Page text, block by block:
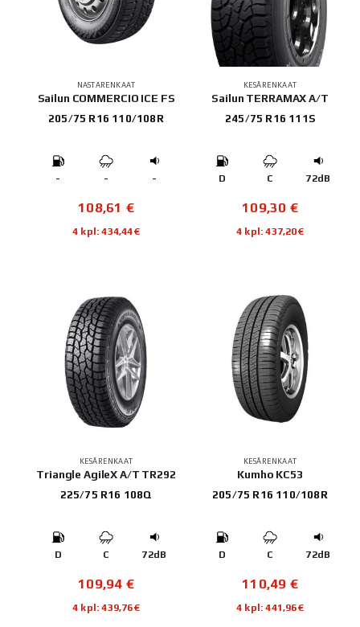
NASTARENKAAT
Sailun COMMERCIO ICE FS
205/75 R16 110/108R
- - -
108,61 €
4 kpl: 434,44€
KESÄRENKAAT
Sailun TERRAMAX A/T
245/75 R16 111S
D C 72dB
109,30 €
4 kpl: 437,20€
KESÄRENKAAT
Triangle AgileX A/T TR292
225/75 R16 108Q
D C 72dB
109,94 €
4 kpl: 439,76€
KESÄRENKAAT
Kumho KC53
205/75 R16 110/108R
D C 72dB
110,49 €
4 kpl: 441,96€